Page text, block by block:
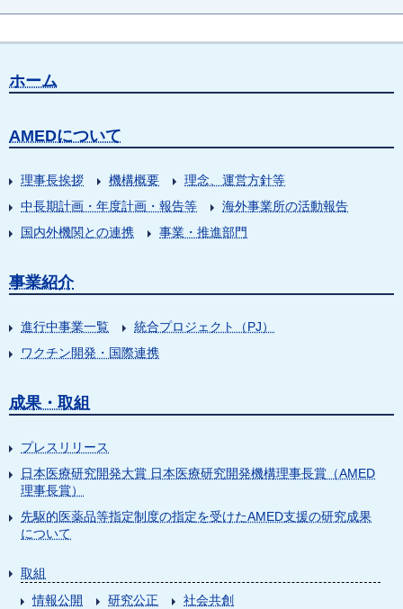
ホーム
AMEDについて
理事長挨拶 機構概要
理念、運営方針等
中長期計画・年度計画・報告等
海外事業所の活動報告
国内外機関との連携
事業・推進部門
事業紹介
進行中事業一覧
統合プロジェクト（PJ）
ワクチン開発・国際連携
成果・取組
プレスリリース
日本医療研究開発大賞 日本医療研究開発機構理事長賞（AMED
理事長賞）
先駆的医薬品等指定制度の指定を受けたAMED支援の研究成果
について
取組
情報公開
研究公正
社会共創